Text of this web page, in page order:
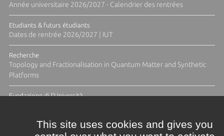
Année universitaire 2026/2027 - Calendrier des rentrées
Etudiants & futurs étudiants
Dates de rentrée 2026/2027 | IUT
Recherche
Topology and Fractionalisation in Quantum Matter and Synthetic
Platforms
Fundazione di l'Università
This site uses cookies and gives you